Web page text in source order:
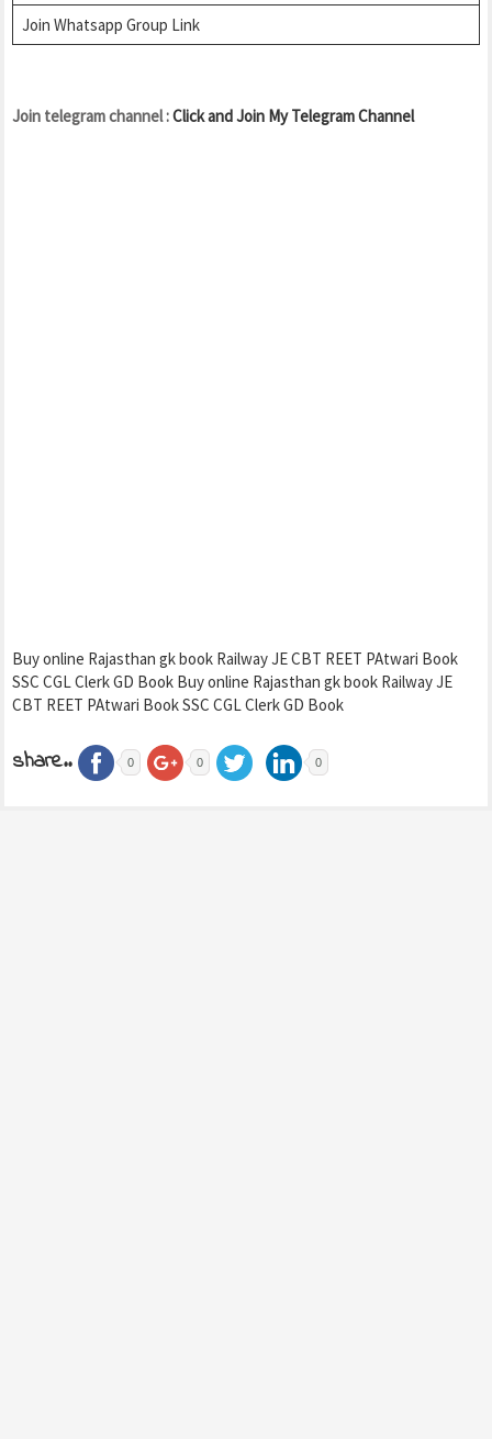
Join Whatsapp Group Link
Join telegram channel :Click and Join My Telegram Channel
Buy online Rajasthan gk book Railway JE CBT REET PAtwari Book
SSC CGL Clerk GD Book Buy online Rajasthan gk book Railway JE
CBT REET PAtwari Book SSC CGL Clerk GD Book
share.. 0 0 0